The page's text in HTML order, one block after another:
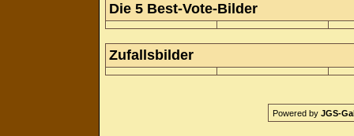
Die 5 Best-Vote-Bilder
Zufallsbilder
Powered by JGS-